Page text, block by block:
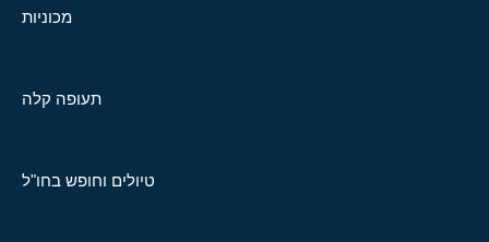
מכוניות
תעופה קלה
טיולים וחופש בחו"ל